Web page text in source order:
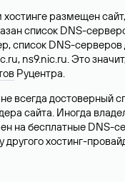
хостинге размещен
список DNS-
список DNS-серверов
ns9.nic.ru. Это
Руцентра.
всегда достоверный
сайта. Иногда
на бесплатные DNS-
другого хостинг-